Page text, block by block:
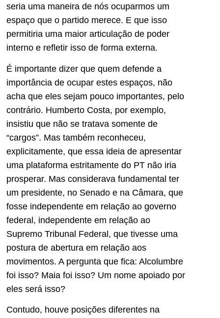
seria uma maneira de nós ocuparmos um
espaço que o partido merece. E que isso
permitiria uma maior articulação de poder
interno e refletir isso de forma externa.
É importante dizer que quem defende a
importância de ocupar estes espaços, não
acha que eles sejam pouco importantes, pelo
contrário. Humberto Costa, por exemplo,
insistiu que não se tratava somente de
“cargos”. Mas também reconheceu,
explicitamente, que essa ideia de apresentar
uma plataforma estritamente do PT não iria
prosperar. Mas considerava fundamental ter
um presidente, no Senado e na Câmara, que
fosse independente em relação ao governo
federal, independente em relação ao
Supremo Tribunal Federal, que tivesse uma
postura de abertura em relação aos
movimentos. A pergunta que fica: Alcolumbre
foi isso? Maia foi isso? Um nome apoiado por
eles será isso?
Contudo, houve posições diferentes na